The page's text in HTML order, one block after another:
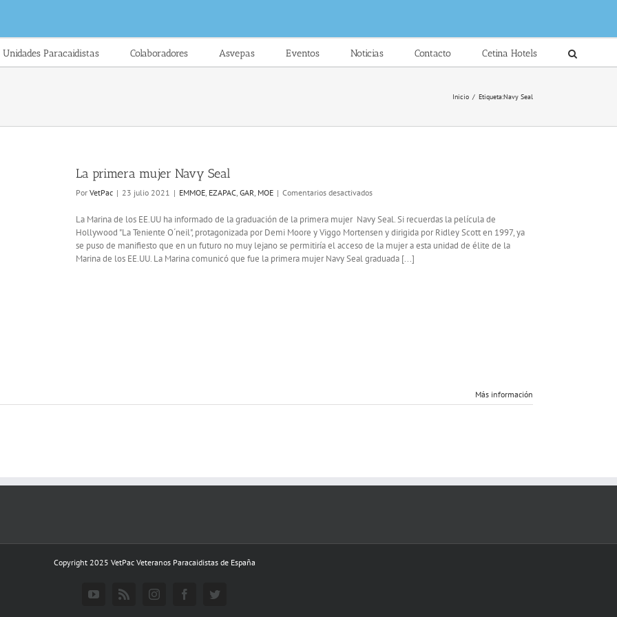
Unidades Paracaidistas Colaboradores Asvepas Eventos Noticias Contacto Cetina Hotels
Inicio / Etiqueta:Navy Seal
La primera mujer Navy Seal
Por VetPac | 23 julio 2021 | EMMOE, EZAPAC, GAR, MOE | Comentarios desactivadosen
primera
mujer
Navy
Seal
La Marina de los EE.UU ha informado de la graduación de la primera mujer Navy Seal. Si recuerdas la película de
Hollywood "La Teniente O´neil", protagonizada por Demi Moore y Viggo Mortensen y dirigida por Ridley Scott en 1997, ya
se puso de manifiesto que en un futuro no muy lejano se permitiría el acceso de la mujer a esta unidad de élite de la
Marina de los EE.UU. La Marina comunicó que fue la primera mujer Navy Seal graduada [...]
Más información
Copyright 2025 VetPac Veteranos Paracaidistas de España
YouTubeRss InstagramFacebookTwitter